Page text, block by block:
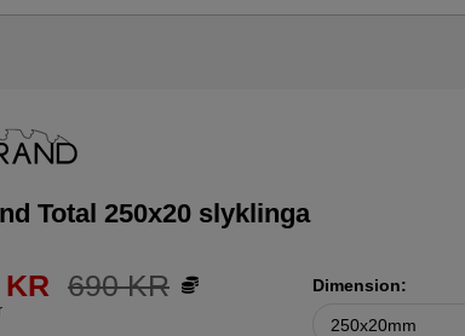
Total 250x20 slyklinga
690KR
KR Dimension: